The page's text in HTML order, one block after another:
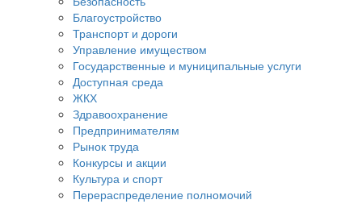
Благоустройство
Транспорт и дороги
Управление имуществом
Государственные и муниципальные услуги
Доступная среда
ЖКХ
Здравоохранение
Предпринимателям
Рынок труда
Конкурсы и акции
Культура и спорт
Перераспределение полномочий